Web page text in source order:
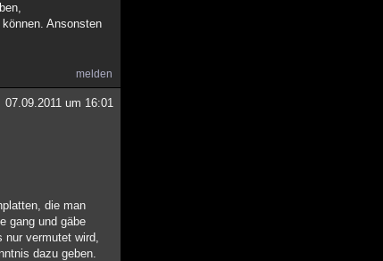
Ansonsten
melden
07.09.2011 um 16:01
die man
gang und gäbe
nur vermutet wird,
dazu geben.